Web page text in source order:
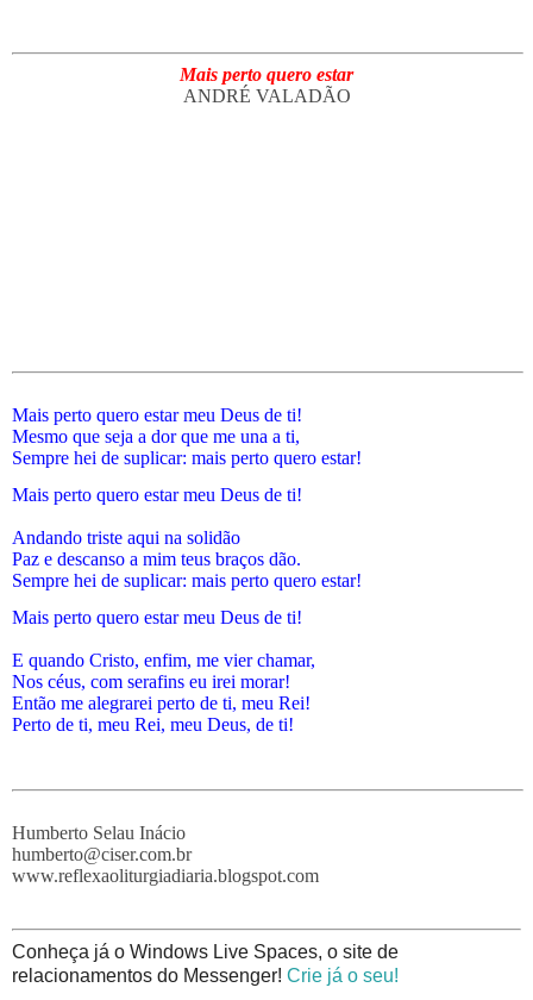
Mais perto quero estar
ANDRÉ VALADÃO
Mais perto quero estar meu Deus de ti!
Mesmo que seja a dor que me una a ti,
Sempre hei de suplicar: mais perto quero estar!
Mais perto quero estar meu Deus de ti!
Andando triste aqui na solidão
Paz e descanso a mim teus braços dão.
Sempre hei de suplicar: mais perto quero estar!
Mais perto quero estar meu Deus de ti!
E quando Cristo, enfim, me vier chamar,
Nos céus, com serafins eu irei morar!
Então me alegrarei perto de ti, meu Rei!
Perto de ti, meu Rei, meu Deus, de ti!
Humberto Selau Inácio
humberto@ciser.com.br
www.reflexaoliturgiadiaria.blogspot.com
Conheça já o Windows Live Spaces, o site de
relacionamentos do Messenger! Crie já o seu!